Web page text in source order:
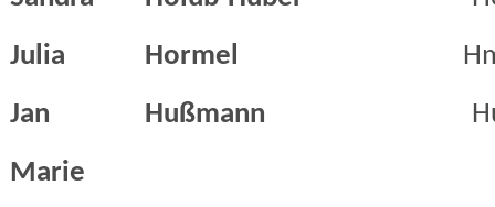
Julia
Hormel
Jan
Hußmann
Marie